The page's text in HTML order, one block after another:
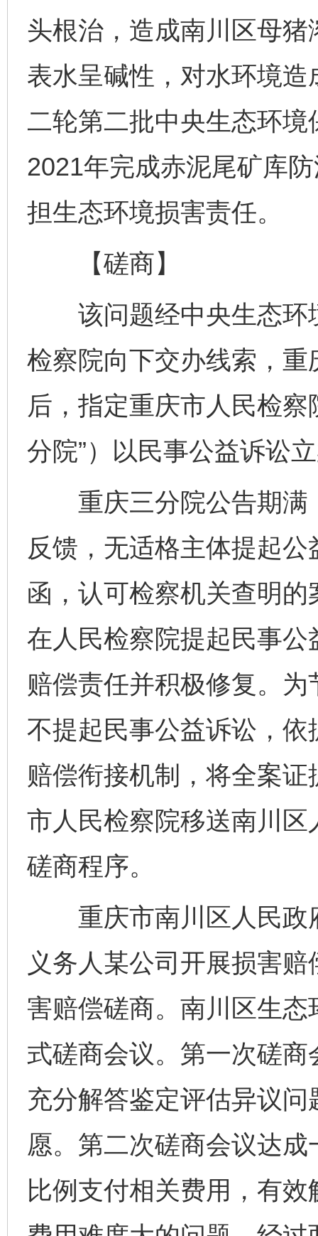
头根治，造成南川区母
表水呈碱性，对水环境
二轮第二批中央生态环
2021年完成赤泥尾矿库
担生态环境损害责任。
【磋商】
该问题经中央生态环
检察院向下交办线索，
后，指定重庆市人民检
分院”）以民事公益诉讼
重庆三分院公告期满
反馈，无适格主体提起
函，认可检察机关查明
在人民检察院提起民事
赔偿责任并积极修复。
不提起民事公益诉讼，
赔偿衔接机制，将全案
市人民检察院移送南川
磋商程序。
重庆市南川区人民政
义务人某公司开展损害
害赔偿磋商。南川区生
式磋商会议。第一次磋
充分解答鉴定评估异议
愿。第二次磋商会议达
比例支付相关费用，有